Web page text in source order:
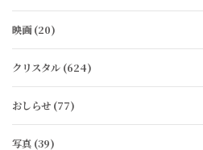
映画(20)
クリスタル (624)
おしらせ (77)
写真 (39)